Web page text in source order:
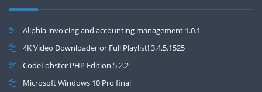
Aliphia invoicing and accounting management 1.0.1
4K Video Downloader or Full Playlist! 3.4.5.1525
CodeLobster PHP Edition 5.2.2
Microsoft Windows 10 Pro final